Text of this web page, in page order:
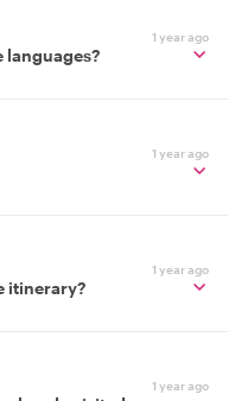
1 year ago
languages?
1 year ago
1 year ago
itinerary?
1 year ago